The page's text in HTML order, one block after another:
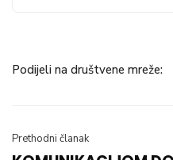
Podijeli na društvene mreže:
Prethodni članak